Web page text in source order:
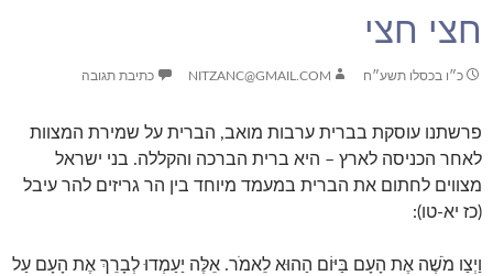
חצי חצי
כ״ו בכסלו תשע״ח NITZANC@GMAIL.COM כתיבת תגובה
פרשתנו עוסקת בברית ערבות מואב, הברית על שמירת המצוות
לאחר הכניסה לארץ – היא ברית הברכה והקללה. בני ישראל
מצווים לחתום את הברית במעמד מיוחד בין הר גריזים להר עיבל
(כז יא-טו):
וַיְצַו מֹשֶׁה אֶת הָעָם בַּיּוֹם הַהוּא לֵאמֹר. אֵלֶּה יַעַמְדוּ לְבָרֵךְ אֶת הָעָם עַל